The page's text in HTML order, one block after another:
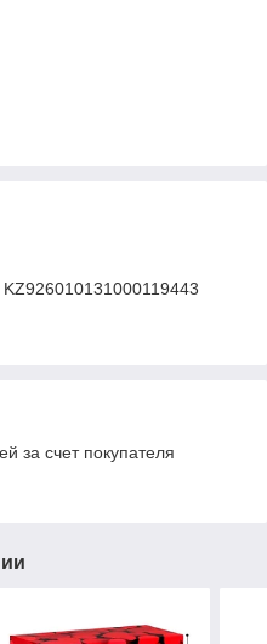
за счет покупателя